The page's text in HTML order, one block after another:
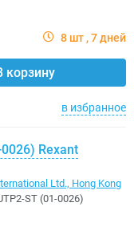
8 шт 7 дней
корзину
в избранное
Rexant
Ltd., Hong Kong
ST (01-0026)